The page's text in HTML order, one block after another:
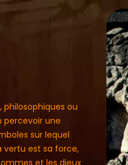
philosophiques ou
percevoir une
sur lequel
vertu est sa force,
et les dieux